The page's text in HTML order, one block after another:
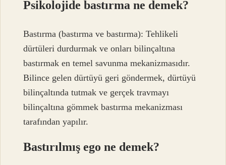
Psikolojide bastırma ne demek?
Bastırma (bastırma ve bastırma): Tehlikeli
dürtüleri durdurmak ve onları bilinçaltına
bastırmak en temel savunma mekanizmasıdır.
Bilince gelen dürtüyü geri göndermek, dürtüyü
bilinçaltında tutmak ve gerçek travmayı
bilinçaltına gömmek bastırma mekanizması
tarafından yapılır.
Bastırılmış ego ne demek?